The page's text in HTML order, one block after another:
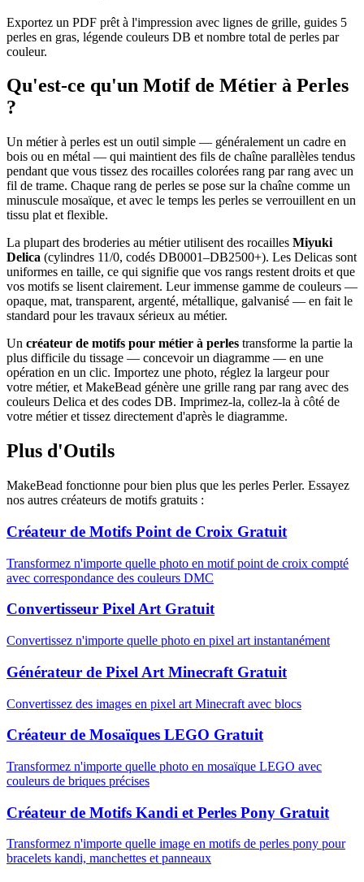
Exportez un PDF prêt à l'impression avec lignes de grille, guides 5
perles en gras, légende couleurs DB et nombre total de perles par
couleur.
Qu'est-ce qu'un Motif de Métier à Perles
?
Un métier à perles est un outil simple — généralement un cadre en
bois ou en métal — qui maintient des fils de chaîne parallèles tendus
pendant que vous tissez des rocailles colorées rang par rang avec un
fil de trame. Chaque rang de perles se pose sur la chaîne comme un
minuscule mosaïque, et avec le temps les perles se verrouillent en un
tissu plat et flexible.
La plupart des broderies au métier utilisent des rocailles Miyuki
Delica (cylindres 11/0, codés DB0001–DB2500+). Les Delicas sont
uniformes en taille, ce qui signifie que vos rangs restent droits et que
vos motifs se lisent clairement. Leur immense gamme de couleurs —
opaque, mat, transparent, argenté, métallique, galvanisé — en fait le
standard pour les travaux sérieux au métier.
Un créateur de motifs pour métier à perles transforme la partie la
plus difficile du tissage — concevoir un diagramme — en une
opération en un clic. Importez une photo, réglez la largeur pour
votre métier, et MakeBead génère une grille rang par rang avec des
couleurs Delica et des codes DB. Imprimez-la, collez-la à côté de
votre métier et tissez directement d'après le diagramme.
Plus d'Outils
MakeBead fonctionne pour bien plus que les perles Perler. Essayez
nos autres créateurs de motifs gratuits :
Créateur de Motifs Point de Croix Gratuit
Transformez n'importe quelle photo en motif point de croix compté
avec correspondance des couleurs DMC
Convertisseur Pixel Art Gratuit
Convertissez n'importe quelle photo en pixel art instantanément
Générateur de Pixel Art Minecraft Gratuit
Convertissez des images en pixel art Minecraft avec blocs
Créateur de Mosaïques LEGO Gratuit
Transformez n'importe quelle photo en mosaïque LEGO avec
couleurs de briques précises
Créateur de Motifs Kandi et Perles Pony Gratuit
Transformez n'importe quelle image en motifs de perles pony pour
bracelets kandi, manchettes et panneaux